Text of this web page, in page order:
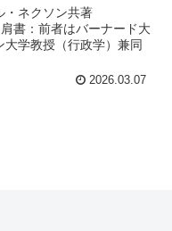
・ネクソン共著
書：前者はバーナード大
学教授（行政学）兼同
2026.03.07